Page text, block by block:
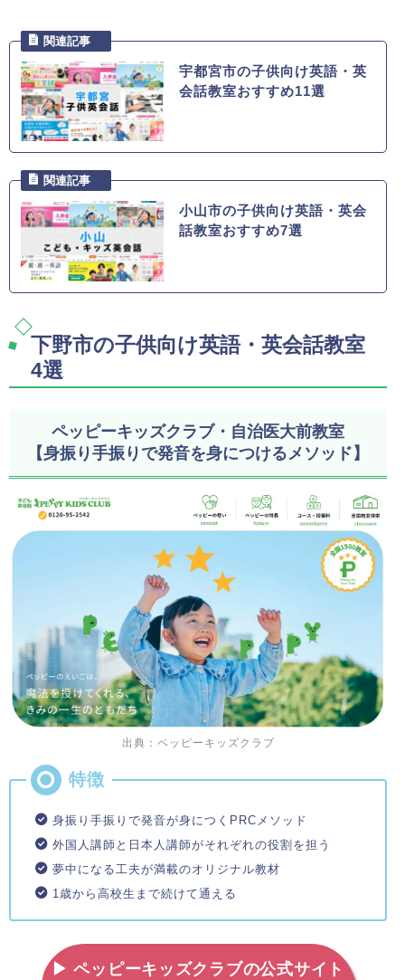
宇都宮市の子供向け英語・英
会話教室おすすめ11選
小山市の子供向け英語・英会
話教室おすすめ7選
下野市の子供向け英語・英会話教室
4選
ペッピーキッズクラブ・自治医大前教室
【身振り手振りで発音を身につけるメソッド】
出典：ペッピーキッズクラブ
身振り手振りで発音が身につくPRCメソッド
外国人講師と日本人講師がそれぞれの役割を担う
夢中になる工夫が満載のオリジナル教材
1歳から高校生まで続けて通える
▶ ペッピーキッズクラブの公式サイト